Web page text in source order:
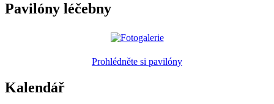
Pavilóny léčebny
Prohlédněte si pavilóny
Kalendář